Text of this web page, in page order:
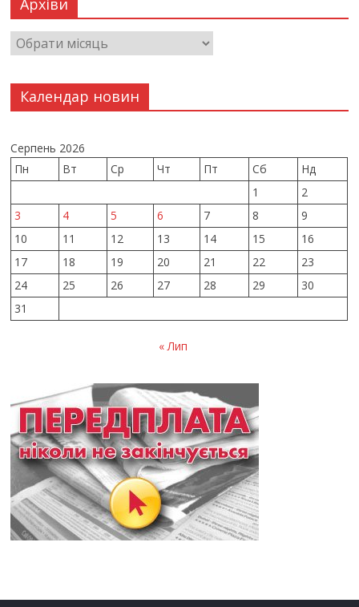
Архіви
Календар новин
Серпень 2026
Пн
Вт Ср Чт Пт Сб
Нд
1
2
3
4 5 6 7 8
9
10
11 12 13 14 15
16
17
18 19 20 21 22
23
24
25 26 27 28 29
30
31
« Лип